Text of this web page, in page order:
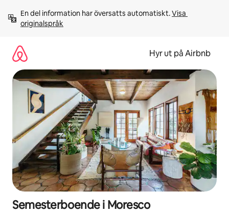
innehåll
En del information har översatts automatiskt. Visa
originalspråk
Hyr ut på Airbnb
Semesterboende i Moresco